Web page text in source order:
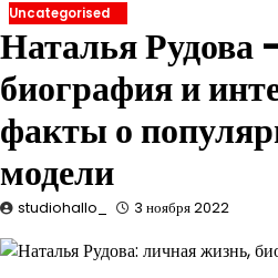
Uncategorised
Наталья Рудова
биография и
факты о
модели
studiohallo_ 3 ноября 2022